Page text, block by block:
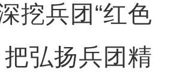
挖兵团“红色
把弘扬兵团精